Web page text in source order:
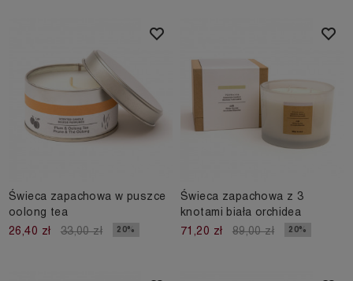
Świeca zapachowa w puszce
oolong tea
26,40 zł
33,00 zł 20%
Świeca zapachowa z 3
knotami biała orchidea
71,20 zł
89,00 zł 20%